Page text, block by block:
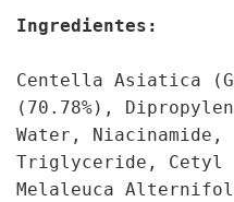
Ingredientes:
Centella Asiatica
(70.78%),
Water,
Triglyceride, Cetyl
Melaleuca